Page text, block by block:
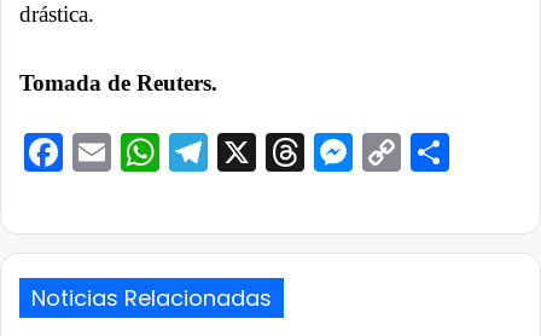
drástica.
Tomada de Reuters.
Facebook
EmailWhatsApp
Telegram
X ThreadsCopy
Noticias Relacionadas